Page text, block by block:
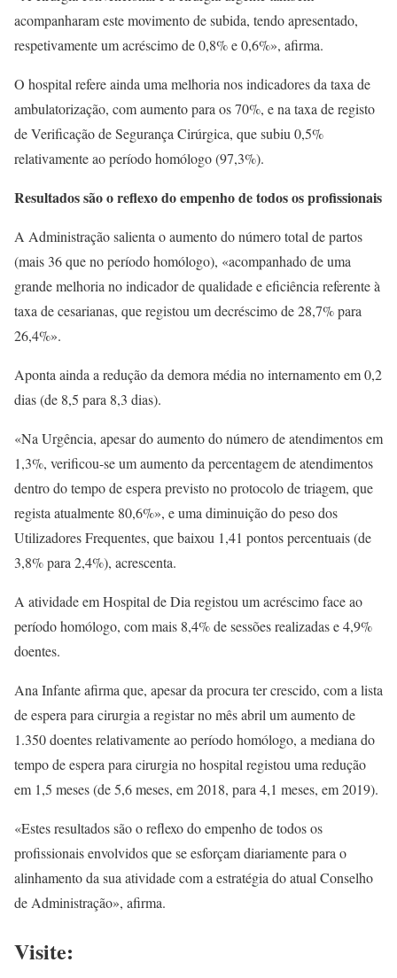
acompanharam este movimento de subida, tendo apresentado,
respetivamente um acréscimo de 0,8% e 0,6%», afirma.
O hospital refere ainda uma melhoria nos indicadores da taxa de
ambulatorização, com aumento para os 70%, e na taxa de registo
de Verificação de Segurança Cirúrgica, que subiu 0,5%
relativamente ao período homólogo (97,3%).
Resultados são o reflexo do empenho de todos os profissionais
A Administração salienta o aumento do número total de partos
(mais 36 que no período homólogo), «acompanhado de uma
grande melhoria no indicador de qualidade e eficiência referente à
taxa de cesarianas, que registou um decréscimo de 28,7% para
26,4%».
Aponta ainda a redução da demora média no internamento em 0,2
dias (de 8,5 para 8,3 dias).
«Na Urgência, apesar do aumento do número de atendimentos em
1,3%, verificou-se um aumento da percentagem de atendimentos
dentro do tempo de espera previsto no protocolo de triagem, que
regista atualmente 80,6%», e uma diminuição do peso dos
Utilizadores Frequentes, que baixou 1,41 pontos percentuais (de
3,8% para 2,4%), acrescenta.
A atividade em Hospital de Dia registou um acréscimo face ao
período homólogo, com mais 8,4% de sessões realizadas e 4,9%
doentes.
Ana Infante afirma que, apesar da procura ter crescido, com a lista
de espera para cirurgia a registar no mês abril um aumento de
1.350 doentes relativamente ao período homólogo, a mediana do
tempo de espera para cirurgia no hospital registou uma redução
em 1,5 meses (de 5,6 meses, em 2018, para 4,1 meses, em 2019).
«Estes resultados são o reflexo do empenho de todos os
profissionais envolvidos que se esforçam diariamente para o
alinhamento da sua atividade com a estratégia do atual Conselho
de Administração», afirma.
Visite: